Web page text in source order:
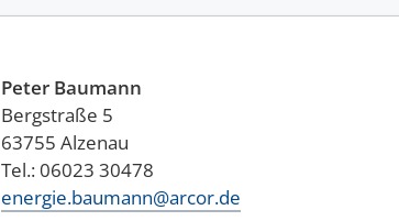
Peter Baumann
Bergstraße 5
63755 Alzenau
Tel.: 06023 30478
energie.baumann@arcor.de